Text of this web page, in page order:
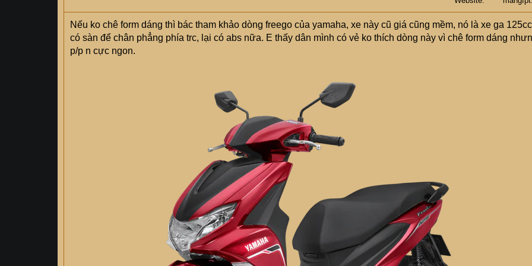
Nếu ko chê form dáng thì bác tham khảo dòng freego của yamaha, xe này cũ giá cũng mềm, nó là xe ga
có sàn để chân phẳng phía trc, lại có abs nữa. E thấy dân mình có vẻ ko thích dòng này vì chê form dáng
p/p n cực ngon.